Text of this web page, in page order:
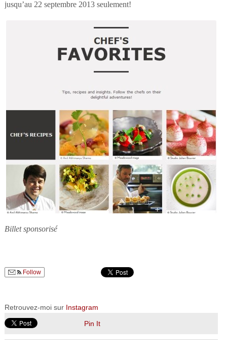
jusqu’au 22 septembre 2013 seulement!
Billet sponsorisé
Follow
Retrouvez-moi sur Instagram
Pin It